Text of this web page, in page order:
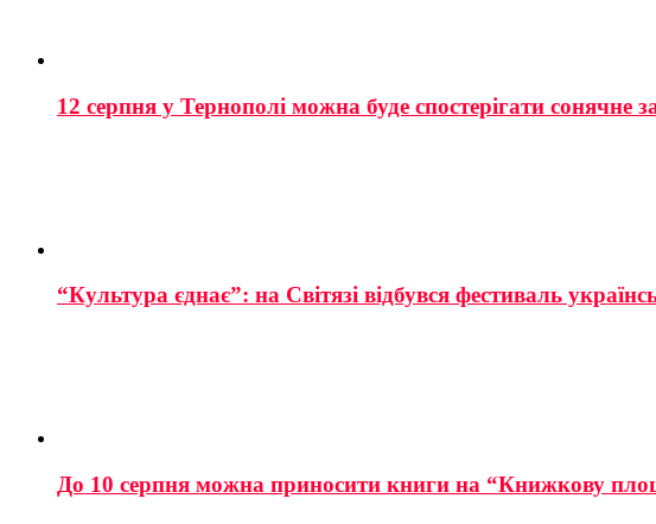
12 серпня у Тернополі можна буде спостерігати сонячне
“Культура єднає”: на Світязі відбувся фестиваль
До 10 серпня можна приносити книги на “Книжкову